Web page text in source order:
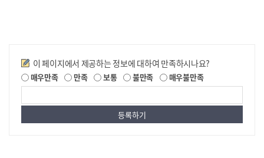
만족도조사
이 페이지에서 제공하는 정보에 대하여 만족하시나요?
매우만족 만족 보통 불만족 매우불만족